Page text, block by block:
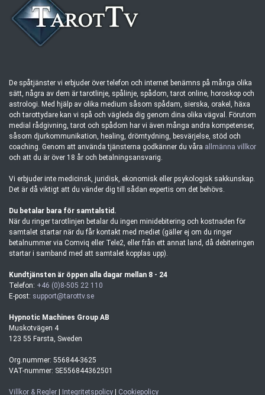
De spåtjänster vi erbjuder över telefon och internet benämns på många olika
sätt, några av dem är tarotlinje, spålinje, spådom, tarot online, horoskop och
astrologi. Med hjälp av olika medium såsom spådam, sierska, orakel, häxa
och tarottydare kan vi spå och vägleda dig genom dina olika vägval. Förutom
medial rådgivning, tarot och spådom har vi även många andra kompetenser,
såsom djurkommunikation, healing, drömtydning, besvärjelse, stöd och
coaching. Genom att använda tjänsterna godkänner du våra allmänna villkor
och att du är över 18 år och betalningsansvarig.
Vi erbjuder inte medicinsk, juridisk, ekonomisk eller psykologisk sakkunskap.
Det är då viktigt att du vänder dig till sådan expertis om det behövs.
Du betalar bara för samtalstid.
När du ringer tarotlinjen betalar du ingen minidebitering och kostnaden för
samtalet startar när du får kontakt med mediet (gäller ej om du ringer
betalnummer via Comviq eller Tele2, eller från ett annat land, då debiteringen
startar i samband med att samtalet kopplas upp).
Kundtjänsten är öppen alla dagar mellan 8 - 24
Telefon: +46 (0)8-505 22 110
E-post: support@tarottv.se
Hypnotic Machines Group AB
Muskotvägen 4
123 55 Farsta, Sweden
Org.nummer: 556844-3625
VAT-nummer: SE556844362501
Villkor & Regler | Integritetspolicy | Cookiepolicy